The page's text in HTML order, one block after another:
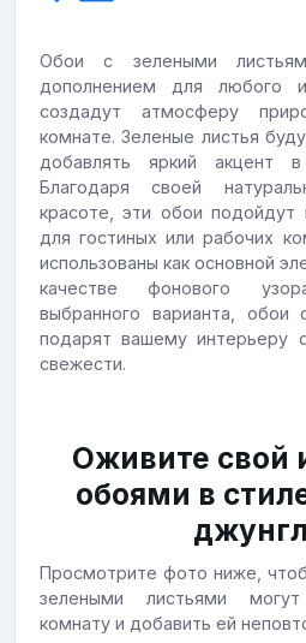
Обои с зелеными
дополнением для любого
создадут атмосферу
комнате. Зеленые листья
добавлять яркий акцент
Благодаря своей
красоте, эти обои подойдут
для гостиных или рабочих
использованы как основной
качестве фонового
выбранного варианта, обои
подарят вашему интерьеру
свежести.
Оживите свой
обоями в
Просмотрите фото ниже,
зелеными листьями
комнату и добавить ей